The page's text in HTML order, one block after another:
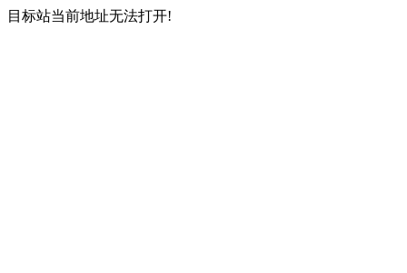
目标站当前地址无法打开!